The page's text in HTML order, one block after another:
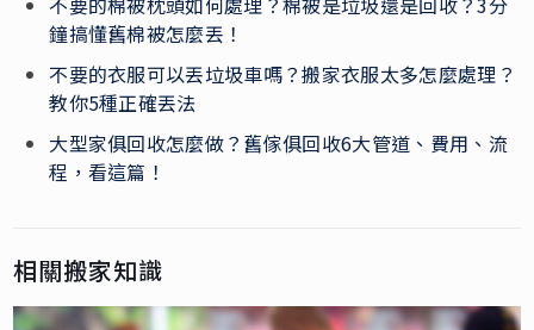
鐘搞懂舊棉被怎麼丟！
不要的衣服可以丟垃圾車嗎？搬家衣服太多怎麼處理？
教你5種正確丟法
大型家俱回收怎麼做？舊傢俱回收6大管道、費用、流
程，看這篇！
相關搬家知識